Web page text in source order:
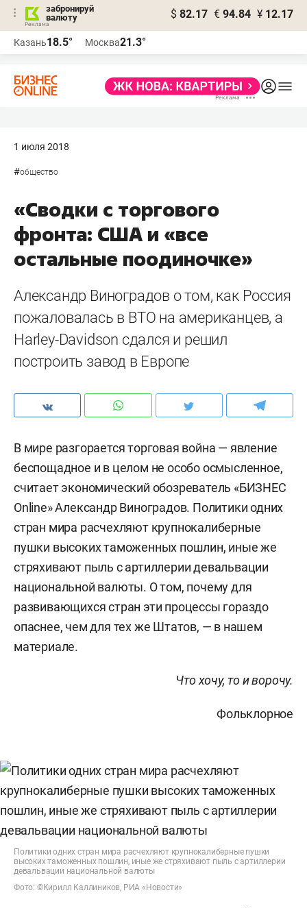
забронируй
валюту
$ 82.17 € 94.84 ¥ 12.17
Казань18.5° Москва21.3°
1 июля 2018
#общество
«Сводки с торгового
фронта: США и «все
остальные поодиночке»
Александр Виноградов о том, как Россия
пожаловалась в ВТО на американцев, а
Harley-Davidson сдался и решил
построить завод в Европе
В мире разгорается торговая война — явление
беспощадное и в целом не особо осмысленное,
считает экономический обозреватель «БИЗНЕС
Online» Александр Виноградов. Политики одних
стран мира расчехляют крупнокалиберные
пушки высоких таможенных пошлин, иные же
стряхивают пыль с артиллерии девальвации
национальной валюты. О том, почему для
развивающихся стран эти процессы гораздо
опаснее, чем для тех же Штатов, — в нашем
материале.
Что хочу, то и ворочу.
Фольклорное
Политики одних стран мира расчехляют крупнокалиберные пушки
высоких таможенных пошлин, иные же стряхивают пыль с артиллерии
девальвации национальной валюты
Фото: ©Кирилл Каллиников, РИА «Новости»